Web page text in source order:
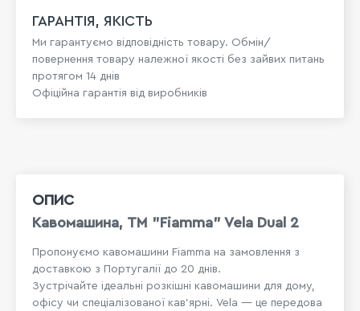
ГАРАНТІЯ, ЯКІСТЬ
Ми гарантуємо відповідність товару. Обмін/
повернення товару належної якості без зайвих питань
протягом 14 днів
Офіційна гарантія від виробників
ОПИС
Кавомашина, TM "Fiamma" Vela Dual 2
Пропонуємо кавомашини Fiamma на замовлення з
доставкою з Португалії до 20 днів.
Зустрічайте ідеальні розкішні кавомашини для дому,
офісу чи спеціалізованої кав’ярні. Vela — це передова